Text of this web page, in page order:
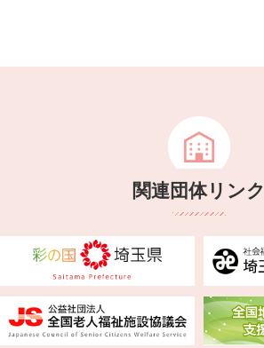
関連団体リンク